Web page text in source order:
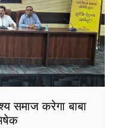
समाज करेगा बाबा